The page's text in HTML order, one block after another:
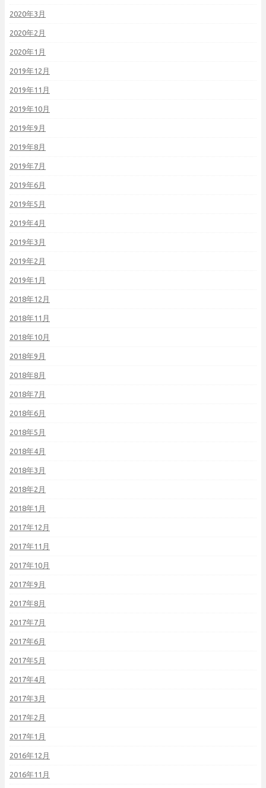
2020年3月
2020年2月
2020年1月
2019年12月
2019年11月
2019年10月
2019年9月
2019年8月
2019年7月
2019年6月
2019年5月
2019年4月
2019年3月
2019年2月
2019年1月
2018年12月
2018年11月
2018年10月
2018年9月
2018年8月
2018年7月
2018年6月
2018年5月
2018年4月
2018年3月
2018年2月
2018年1月
2017年12月
2017年11月
2017年10月
2017年9月
2017年8月
2017年7月
2017年6月
2017年5月
2017年4月
2017年3月
2017年2月
2017年1月
2016年12月
2016年11月